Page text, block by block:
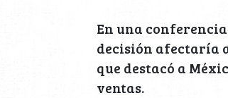
En una
decisión afectaría
que destacó a
ventas.